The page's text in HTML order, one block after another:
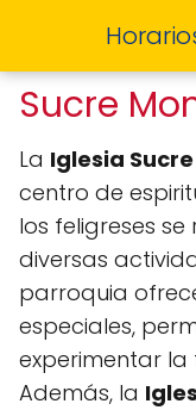
Sucre
La Iglesia
centro de
los feligreses
diversas
parroquia
especiales,
experimentar
Además, la